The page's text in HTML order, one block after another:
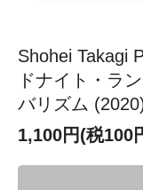
Shohei Takagi
ドナイト・ラ
バリズム
1,100円(税100